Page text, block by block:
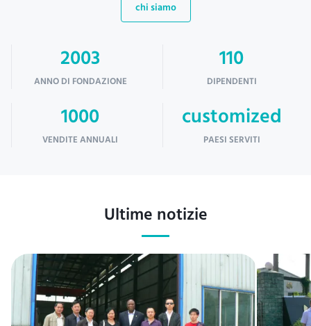
chi siamo
2003
ANNO DI FONDAZIONE
110
DIPENDENTI
1000
VENDITE ANNUALI
customized
PAESI SERVITI
Ultime notizie